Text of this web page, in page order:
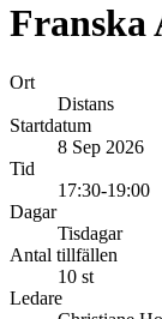
Franska
Ort
Distans
Startdatum
8 Sep 2026
Tid
17:30-19:00
Dagar
Tisdagar
Antal tillfällen
10 st
Ledare